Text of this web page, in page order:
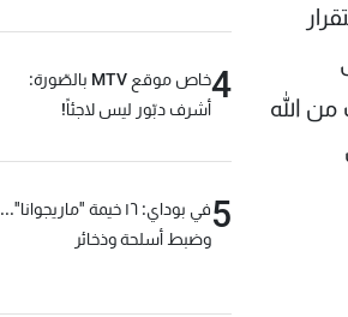
الله
4
خاص موقع MTV بالصّورة:
أشرف دبّور ليس لاجئاً!
5
في بوداي: ١٦ خيمة "ماريجوانا"...
وضبط أسلحة وذخائر